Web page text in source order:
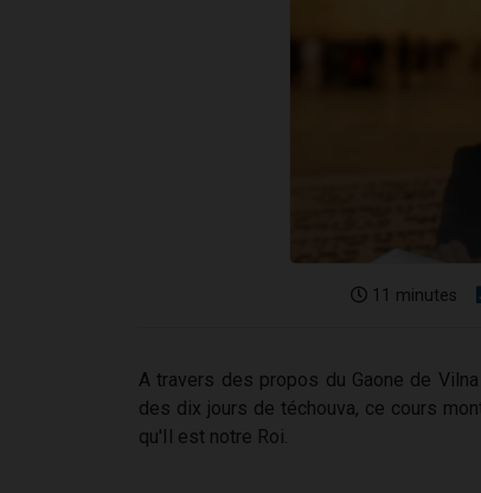
11 minutes
A travers des propos du Gaone de
des dix jours de téchouva, ce cours
qu'Il est notre Roi.